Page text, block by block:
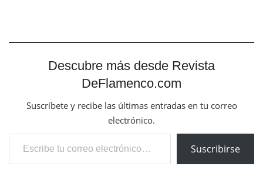
Descubre más desde Revista
DeFlamenco.com
Suscríbete y recibe las últimas entradas en tu correo
electrónico.
Escribe tu correo electrónico…
Suscribirse